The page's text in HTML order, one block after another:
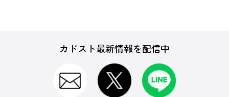
カドスト最新情報を配信中